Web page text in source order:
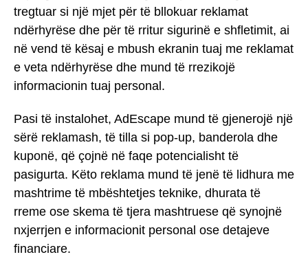
tregtuar si një mjet për të bllokuar reklamat
ndërhyrëse dhe për të rritur sigurinë e shfletimit, ai
në vend të kësaj e mbush ekranin tuaj me reklamat
e veta ndërhyrëse dhe mund të rrezikojë
informacionin tuaj personal.
Pasi të instalohet, AdEscape mund të gjenerojë një
sërë reklamash, të tilla si pop-up, banderola dhe
kuponë, që çojnë në faqe potencialisht të
pasigurta. Këto reklama mund të jenë të lidhura me
mashtrime të mbështetjes teknike, dhurata të
rreme ose skema të tjera mashtruese që synojnë
nxjerrjen e informacionit personal ose detajeve
financiare.